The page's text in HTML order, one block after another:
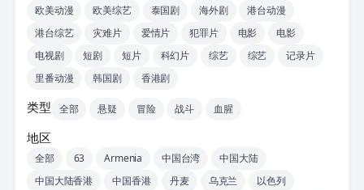
欧美动漫
欧美综艺 泰国剧 海外剧
港台动漫
港台综艺
灾难片 爱情片 犯罪片 电影
电影
电视剧
短剧 短片 科幻片 综艺 综艺
记录片
里番动漫
韩国剧 香港剧
类型 全部 悬疑 冒险 战斗 血腥
地区
全部 63 Armenia 中国台湾
中国大陆
中国大陆香港
中国香港 丹麦 乌克兰
以色列